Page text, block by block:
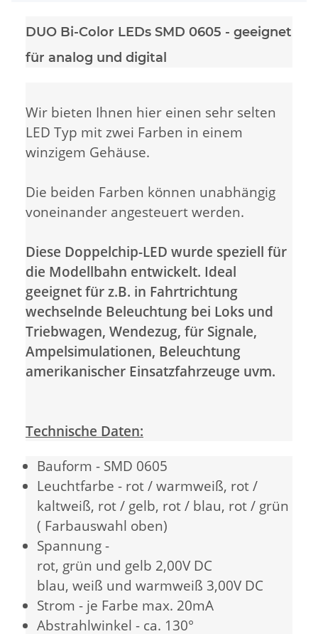
DUO Bi-Color LEDs SMD 0605 - geeignet
für analog und digital
Wir bieten Ihnen hier einen sehr selten
LED Typ mit zwei Farben in einem
winzigem Gehäuse.
Die beiden Farben können unabhängig
voneinander angesteuert werden.
Diese Doppelchip-LED wurde speziell für
die Modellbahn entwickelt. Ideal
geeignet für z.B. in Fahrtrichtung
wechselnde Beleuchtung bei Loks und
Triebwagen, Wendezug, für Signale,
Ampelsimulationen, Beleuchtung
amerikanischer Einsatzfahrzeuge uvm.
Technische Daten:
Bauform - SMD 0605
Leuchtfarbe - rot / warmweiß, rot /
kaltweiß, rot / gelb, rot / blau, rot / grün
( Farbauswahl oben)
Spannung -
rot, grün und gelb 2,00V DC
blau, weiß und warmweiß 3,00V DC
Strom - je Farbe max. 20mA
Abstrahlwinkel - ca. 130°